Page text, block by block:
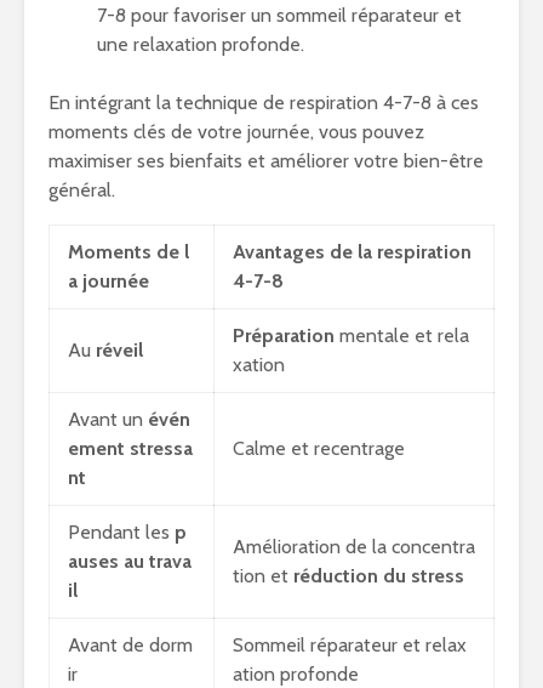
7-8 pour favoriser un sommeil réparateur et
une relaxation profonde.
En intégrant la technique de respiration 4-7-8 à ces
moments clés de votre journée, vous pouvez
maximiser ses bienfaits et améliorer votre bien-être
général.
Moments de l
a journée
Avantages de la respiration
4-7-8
Au réveil
Préparation mentale et rela
xation
Avant un évén
ement stressa
nt
Calme et recentrage
Pendant les p
auses au trava
il
Amélioration de la concentra
tion et réduction du stress
Avant de dorm
ir
Sommeil réparateur et relax
ation profonde